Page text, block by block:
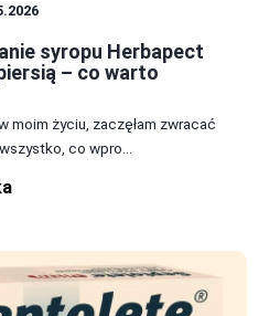
syropu Herbapect
– co warto
moim życiu, zaczęłam zwracać
co wpro...